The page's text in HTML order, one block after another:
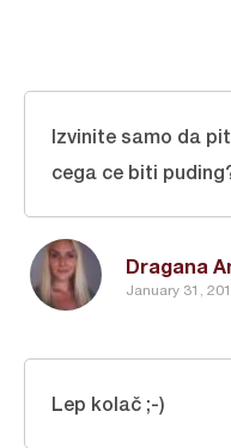
Dragana
January 31,
Izvinite samo da
cega ce biti
Lep kolač ;-)